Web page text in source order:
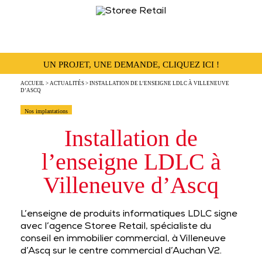
UN PROJET, UNE DEMANDE, CLIQUEZ ICI !
ACCUEIL > ACTUALITÉS > INSTALLATION DE L’ENSEIGNE LDLC À VILLENEUVE
D’ASCQ
Nos implantations
Installation de
l’enseigne LDLC à
Villeneuve d’Ascq
L’enseigne de produits informatiques LDLC signe
avec l’agence Storee Retail, spécialiste du
conseil en immobilier commercial, à Villeneuve
d’Ascq sur le centre commercial d’Auchan V2.